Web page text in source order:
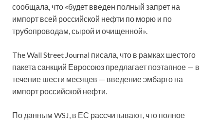
сообщала, что «будет введен полный запрет на
импорт всей российской нефти по морю и по
трубопроводам, сырой и очищенной».
The Wall Street Journal писала, что в рамках шестого
пакета санкций Евросоюз предлагает поэтапное — в
течение шести месяцев — введение эмбарго на
импорт российской нефти.
По данным WSJ, в ЕС рассчитывают, что полное